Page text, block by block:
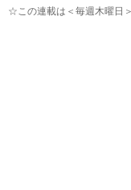
☆この連載は＜毎週木曜日